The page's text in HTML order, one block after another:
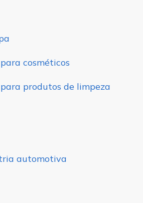
cosméticos
produtos de limpeza
automotiva